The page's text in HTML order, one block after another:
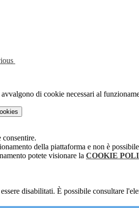
di cookie necessari al
consentire.
della piattaforma e non è
potete visionare la COOKIE
disabilitati. È possibile consultare